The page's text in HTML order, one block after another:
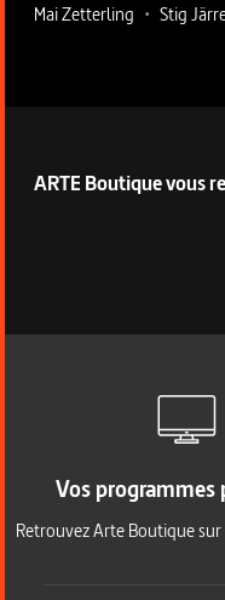
Mai Zetterling • Stig
ARTE Boutique vous
Vos programmes
Retrouvez Arte Boutique